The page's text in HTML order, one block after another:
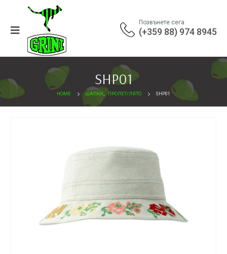
Позвънете сега
(+359 88) 974 8945
SHP01
HOME ШАПКИ ПРОЛЕТ/ЛЯТО SHP01